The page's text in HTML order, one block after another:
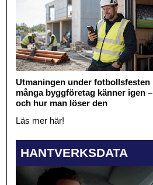
Utmaningen under fotbollsfesten
många byggföretag känner igen –
och hur man löser den
Läs mer här!
HANTVERKSDATA